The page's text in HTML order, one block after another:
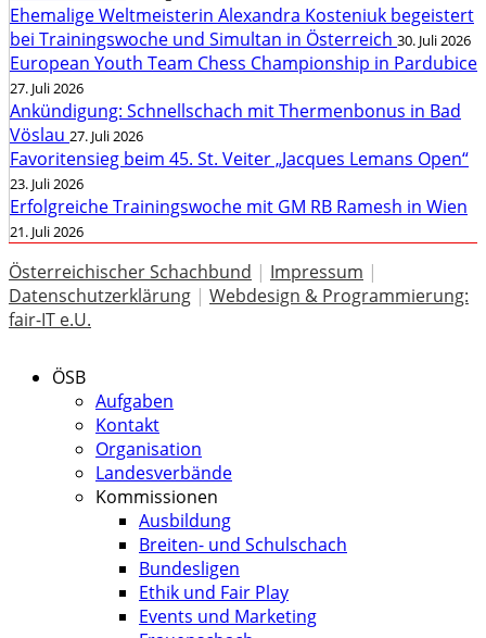
Ehemalige Weltmeisterin Alexandra Kosteniuk begeistert
bei Trainingswoche und Simultan in Österreich 30. Juli 2026
European Youth Team Chess Championship in Pardubice
27. Juli 2026
Ankündigung: Schnellschach mit Thermenbonus in Bad
Vöslau 27. Juli 2026
Favoritensieg beim 45. St. Veiter „Jacques Lemans Open“
23. Juli 2026
Erfolgreiche Trainingswoche mit GM RB Ramesh in Wien
21. Juli 2026
Österreichischer Schachbund | Impressum |
Datenschutzerklärung | Webdesign & Programmierung:
fair-IT e.U.
ÖSB
Aufgaben
Kontakt
Organisation
Landesverbände
Kommissionen
Ausbildung
Breiten- und Schulschach
Bundesligen
Ethik und Fair Play
Events und Marketing